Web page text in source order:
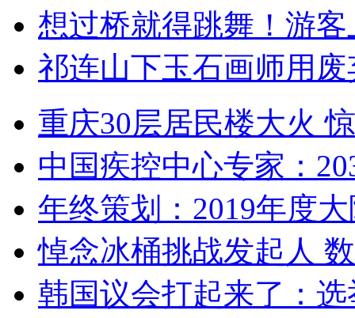
想过桥就得跳舞！游客
祁连山下玉石画师用
重庆30层居民楼大火
中国疾控中心专家：
年终策划：2019年度
悼念冰桶挑战发起人
韩国议会打起来了：